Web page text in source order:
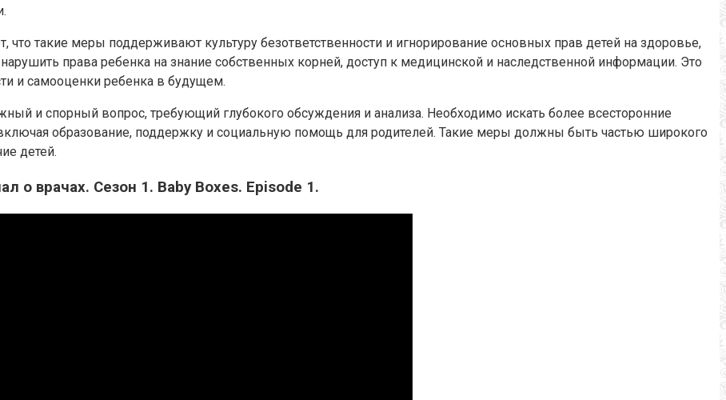
что такие меры поддерживают культуру безответственности и игнорирование основных прав детей на здоровье,
права ребенка на знание собственных корней, доступ к медицинской и наследственной информации. Это
и самооценки ребенка в будущем.
и спорный вопрос, требующий глубокого обсуждения и анализа. Необходимо искать более всесторонние
образование, поддержку и социальную помощь для родителей. Такие меры должны быть частью широкого
детей.
о врачах. Сезон 1. Baby Boxes. Episode 1.